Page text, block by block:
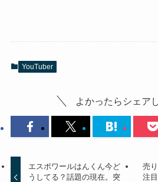
YouTuber
よかったらシェア
エスポワールはんくん今ど
うしてる？話題の現在。突
売
注